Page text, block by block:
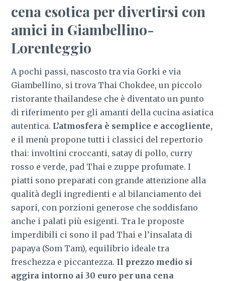
cena esotica per divertirsi con
amici in Giambellino-
Lorenteggio
A pochi passi, nascosto tra via Gorki e via
Giambellino, si trova Thai Chokdee, un piccolo
ristorante thailandese che è diventato un punto
di riferimento per gli amanti della cucina asiatica
autentica. L’atmosfera è semplice e accogliente,
e il menù propone tutti i classici del repertorio
thai: involtini croccanti, satay di pollo, curry
rosso e verde, pad Thai e zuppe profumate. I
piatti sono preparati con grande attenzione alla
qualità degli ingredienti e al bilanciamento dei
sapori, con porzioni generose che soddisfano
anche i palati più esigenti. Tra le proposte
imperdibili ci sono il pad Thai e l’insalata di
papaya (Som Tam), equilibrio ideale tra
freschezza e piccantezza. Il prezzo medio si
aggira intorno ai 30 euro per una cena